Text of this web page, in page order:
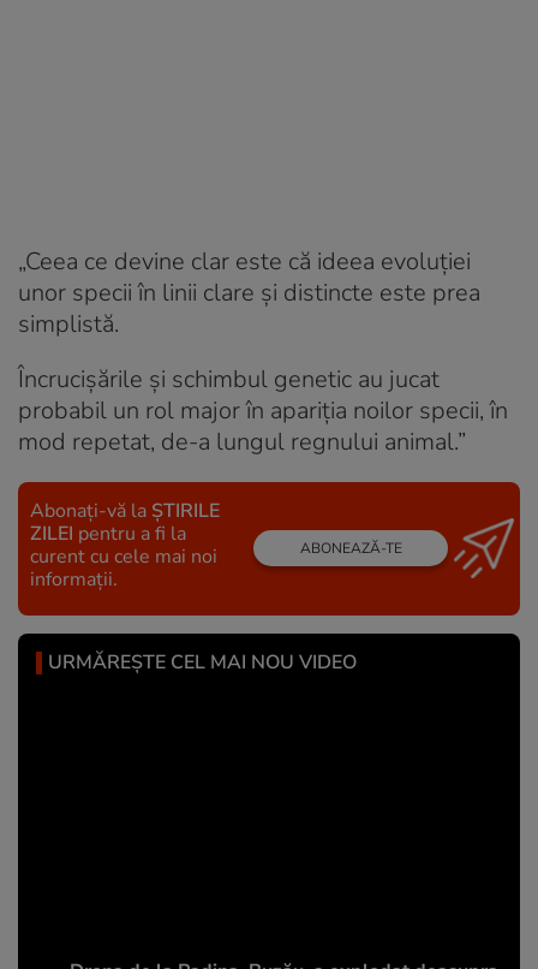
„Ceea ce devine clar este că ideea evoluției
unor specii în linii clare și distincte este prea
simplistă.
Încrucișările și schimbul genetic au jucat
probabil un rol major în apariția noilor specii, în
mod repetat, de-a lungul regnului animal.”
Abonați-vă la ȘTIRILE
ZILEI pentru a fi la
curent cu cele mai noi
informații.
ABONEAZĂ-TE
URMĂREȘTE CEL MAI NOU VIDEO